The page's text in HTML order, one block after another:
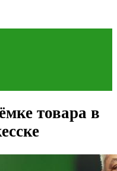
товара в